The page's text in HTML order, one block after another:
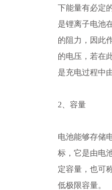
下能量有必定
是锂离子电池
的阻力，因此
的电压，若在
是充电过程中
2、容量
电池能够存储
标，它是由电
定容量，也可
低极限容量。